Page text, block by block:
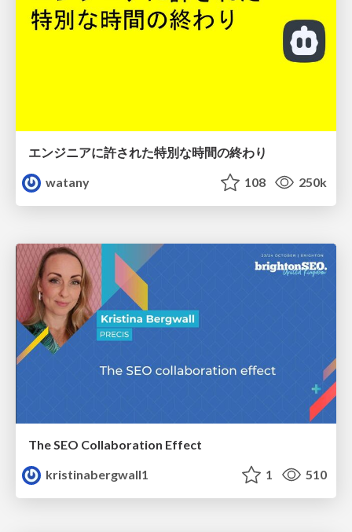
エンジニアに許された特別な時間の終わり
watany
108 250k
The SEO Collaboration Effect
kristinabergwall1
1 510